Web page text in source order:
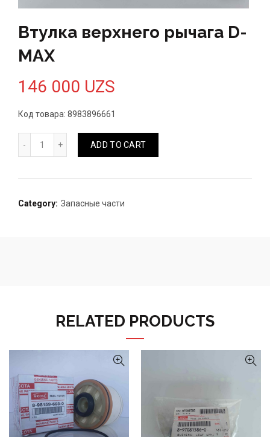
Втулка верхнего рычага D-
MAX
146 000 UZS
Код товара: 8983896661
ADD TO CART
Category: Запасные части
RELATED PRODUCTS